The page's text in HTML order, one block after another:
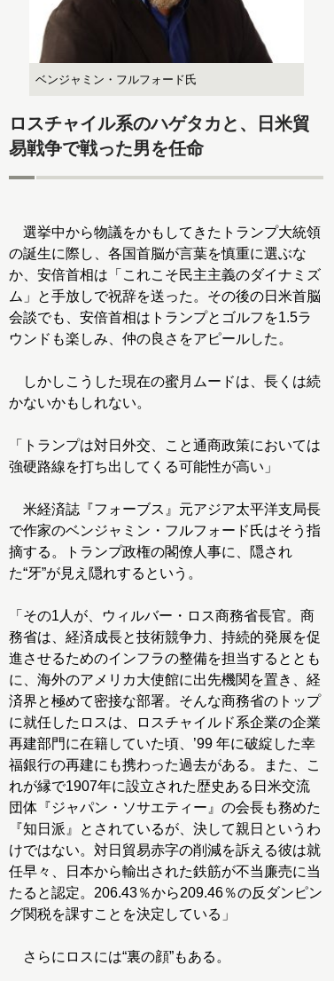
ベンジャミン・フルフォード氏
ロスチャイル系のハゲタカと、日米貿
易戦争で戦った男を任命
選挙中から物議をかもしてきたトランプ大統領
の誕生に際し、各国首脳が言葉を慎重に選ぶな
か、安倍首相は「これこそ民主主義のダイナミズ
ム」と手放しで祝辞を送った。その後の日米首脳
会談でも、安倍首相はトランプとゴルフを1.5ラ
ウンドも楽しみ、仲の良さをアピールした。
しかしこうした現在の蜜月ムードは、長くは続
かないかもしれない。
「トランプは対日外交、こと通商政策においては
強硬路線を打ち出してくる可能性が高い」
米経済誌『フォーブス』元アジア太平洋支局長
で作家のベンジャミン・フルフォード氏はそう指
摘する。トランプ政権の閣僚人事に、隠され
た“牙”が見え隠れするという。
「その1人が、ウィルバー・ロス商務省長官。商
務省は、経済成長と技術競争力、持続的発展を促
進させるためのインフラの整備を担当するととも
に、海外のアメリカ大使館に出先機関を置き、経
済界と極めて密接な部署。そんな商務省のトップ
に就任したロスは、ロスチャイルド系企業の企業
再建部門に在籍していた頃、’99 年に破綻した幸
福銀行の再建にも携わった過去がある。また、こ
れが縁で1907年に設立された歴史ある日米交流
団体『ジャパン・ソサエティー』の会長も務めた
『知日派』とされているが、決して親日というわ
けではない。対日貿易赤字の削減を訴える彼は就
任早々、日本から輸出された鉄筋が不当廉売に当
たると認定。206.43％から209.46％の反ダンピン
グ関税を課すことを決定している」
さらにロスには“裏の顔”もある。